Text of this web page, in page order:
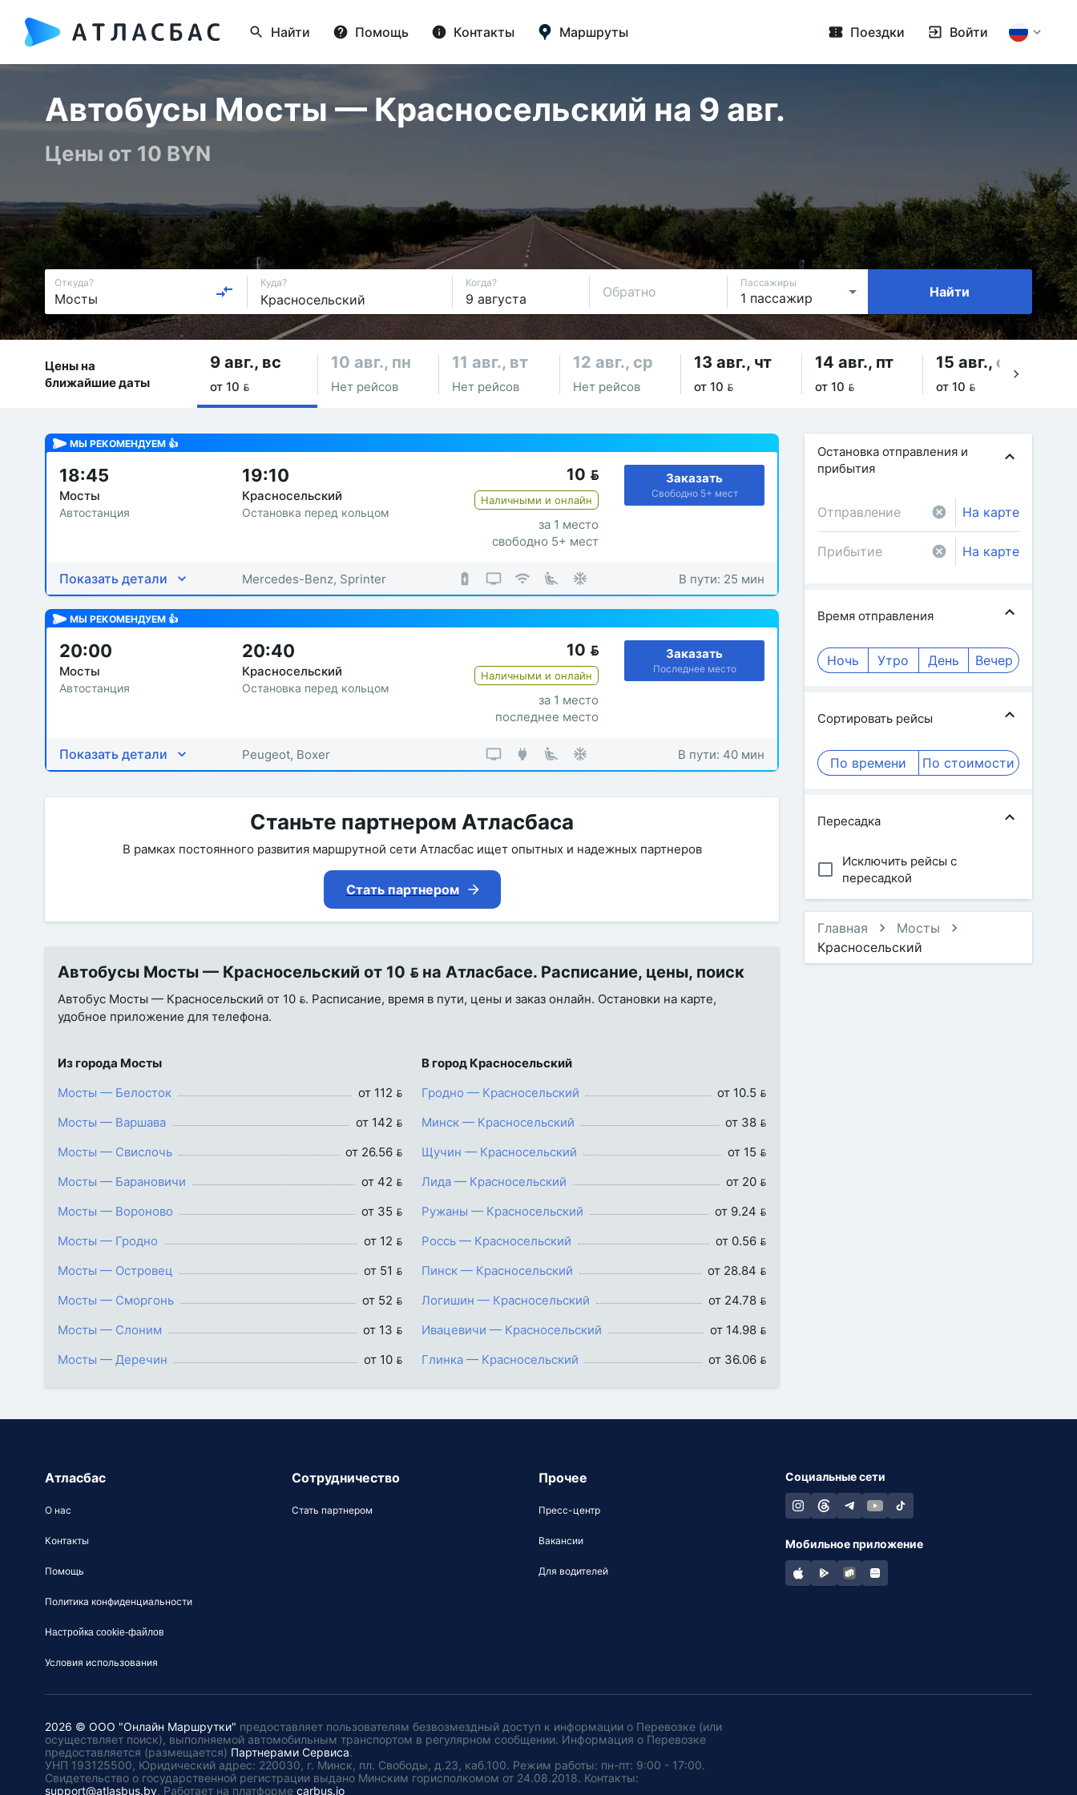
Найти Помощь Контакты Маршруты Поездки Войти
Автобусы Мосты — Красносельский на 9 авг.
Цены от 10 BYN
Откуда? Куда? Когда?
Обратно
Пассажиры
Найти
Цены на
ближайшие даты
9 авг., вс
от 10 
10 авг., пн
Нет рейсов
11 авг., вт
Нет рейсов
12 авг., ср
Нет рейсов
13 авг., чт
от 10 
14 авг., пт
от 10 
15 авг., сб
от 10 
МЫ РЕКОМЕНДУЕМ 👍
18:45
Мосты
Автостанция
19:10
Красносельский
Остановка перед кольцом
10 
Наличными и онлайн
за 1 место
свободно 5+ мест
Заказать
Свободно 5+ мест
Показать детали Mercedes-Benz, Sprinter В пути: 25 мин
МЫ РЕКОМЕНДУЕМ 👍
20:00
Мосты
Автостанция
20:40
Красносельский
Остановка перед кольцом
10 
Наличными и онлайн
за 1 место
последнее место
Заказать
Последнее место
Показать детали Peugeot, Boxer В пути: 40 мин
Станьте партнером Атласбаса
В рамках постоянного развития маршрутной сети Атласбас ищет опытных и надежных партнеров
Стать партнером
Автобусы Мосты — Красносельский от 10  на Атласбасе. Расписание, цены, поиск
Автобус Мосты — Красносельский от 10 . Расписание, время в пути, цены и заказ онлайн. Остановки на карте,
удобное приложение для телефона.
Из города Мосты
Мосты — Белосток
от 112 
Мосты — Варшава
от 142 
Мосты — Свислочь
от 26.56 
Мосты — Барановичи
от 42 
Мосты — Вороново
от 35 
Мосты — Гродно
от 12 
Мосты — Островец
от 51 
Мосты — Сморгонь
от 52 
Мосты — Слоним
от 13 
Мосты — Деречин
от 10 
В город Красносельский
Гродно — Красносельский
от 10.5 
Минск — Красносельский
от 38 
Щучин — Красносельский
от 15 
Лида — Красносельский
от 20 
Ружаны — Красносельский
от 9.24 
Россь — Красносельский
от 0.56 
Пинск — Красносельский
от 28.84 
Логишин — Красносельский
от 24.78 
Ивацевичи — Красносельский
от 14.98 
Глинка — Красносельский
от 36.06 
Остановка отправления и
прибытия
На карте
На карте
Время отправления
Ночь Утро День Вечер
Сортировать рейсы
По времени По стоимости
Пересадка
Исключить рейсы с
пересадкой
Главная
Мосты
Красносельский
Атласбас
О нас
Контакты
Помощь
Политика конфиденциальности
Настройка cookie-файлов
Условия использования
Сотрудничество
Стать партнером
Прочее
Пресс-центр
Вакансии
Для водителей
Социальные сети
Мобильное приложение
2026 © ООО "Онлайн Маршрутки" предоставляет пользователям безвозмездный доступ к информации о Перевозке (или
осуществляет поиск), выполняемой автомобильным транспортом в регулярном сообщении. Информация о Перевозке
предоставляется (размещается) Партнерами Сервиса.
УНП 193125500, Юридический адрес: 220030, г. Минск, пл. Свободы, д.23, каб.100. Режим работы: пн-пт: 9:00 - 17:00.
Свидетельство о государственной регистрации выдано Минским горисполкомом от 24.08.2018. Контакты:
support@atlasbus.by. Работает на платформе carbus.io